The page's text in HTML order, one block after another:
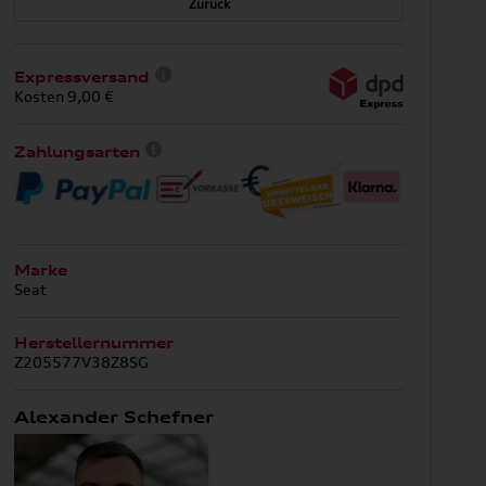
Zurück
Expressversand
Kosten 9,00 €
Zahlungsarten
Marke
Seat
Herstellernummer
Z205577V38Z8SG
Alexander Schefner